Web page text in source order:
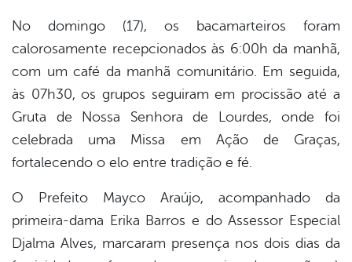
No domingo (17), os bacamarteiros foram
calorosamente recepcionados às 6:00h da manhã,
com um café da manhã comunitário. Em seguida,
às 07h30, os grupos seguiram em procissão até a
Gruta de Nossa Senhora de Lourdes, onde foi
celebrada uma Missa em Ação de Graças,
fortalecendo o elo entre tradição e fé.
O Prefeito Mayco Araújo, acompanhado da
primeira-dama Erika Barros e do Assessor Especial
Djalma Alves, marcaram presença nos dois dias da